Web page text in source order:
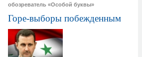
обозреватель «Особой буквы»
Горе-выборы побежденным